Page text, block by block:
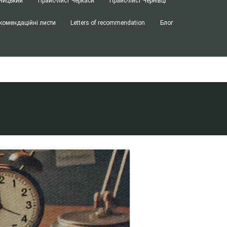
листи Letters of recommendation Блог